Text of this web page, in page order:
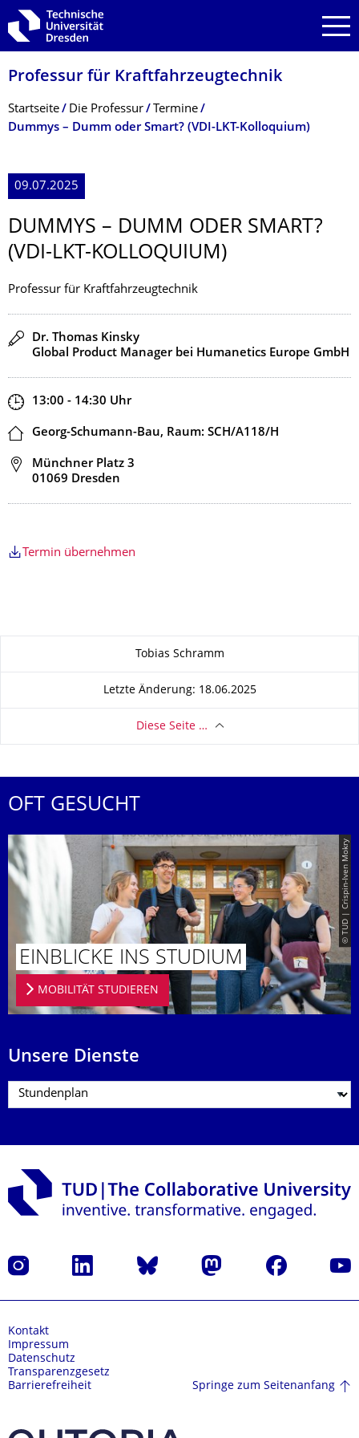
Zur Hauptnavigation springen
Zur Suche springen
Zum Inhalt springen
Professur für Kraftfahrzeugtech­nik
Breadcrumb-Menü
Startseite Die Professur
Termine
Dummys – Dumm oder Smart? (VDI-LKT-Kolloquium)
09.07.2025
DUMMYS – DUMM ODER SMART?
(VDI-LKT-KOLLOQUIUM)
Professur für Kraftfahrzeugtechnik
Redner
Dr. Thomas Kinsky
Global Product Manager bei Humanetics Europe GmbH
Zeit
13:00 - 14:30 Uhr
Ort
Georg-Schumann-Bau, Raum: SCH/A118/H
Adresse
Münchner Platz 3
01069 Dresden
Termin übernehmen
Tobias Schramm
Letzte Änderung: 18.06.2025
Diese Seite …
OFT GESUCHT
© TUD | Crispin-Iven Mokry
EINBLICKE INS STUDIUM
MOBILITÄT STUDIEREN
Unsere Dienste
Instagram LinkedIn Bluesky Mastodon Facebook
Kontakt
Impressum
Datenschutz
Transparenzgesetz
Barrierefreiheit
Springe zum Seitenanfang